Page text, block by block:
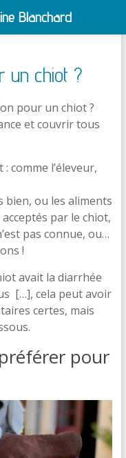
un chiot ?
pour un chiot ?
et couvrir tous
comme l’éleveur,
bien, ou les aliments
par le chiot,
pas connue, ou…
!
avait la diarrhée
[…], cela peut avoir
certes, mais
pour
Blanchard